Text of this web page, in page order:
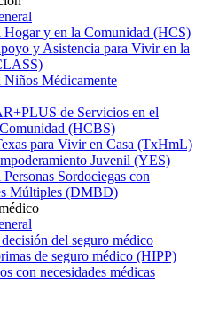
Hogar y en la Comunidad (HCS)
y Asistencia para Vivir en la
Niños Médicamente
de Servicios en el
(HCBS)
para Vivir en Casa (TxHmL)
Juvenil (YES)
Sordociegas con
Múltiples (DMBD)
del seguro médico
de seguro médico (HIPP)
con necesidades médicas